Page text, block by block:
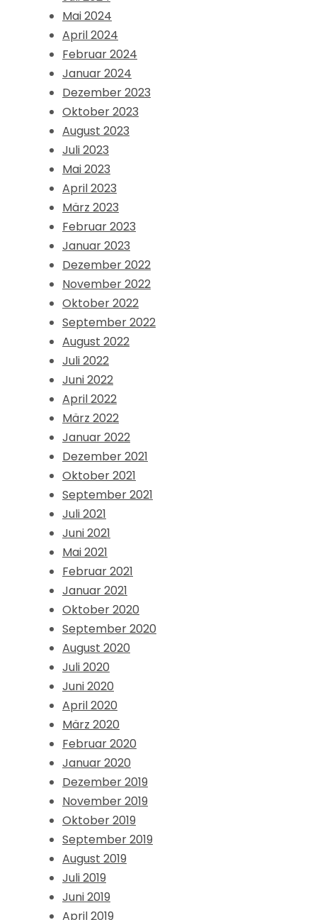
Mai 2024
April 2024
Februar 2024
Januar 2024
Dezember 2023
Oktober 2023
August 2023
Juli 2023
Mai 2023
April 2023
März 2023
Februar 2023
Januar 2023
Dezember 2022
November 2022
Oktober 2022
September 2022
August 2022
Juli 2022
Juni 2022
April 2022
März 2022
Januar 2022
Dezember 2021
Oktober 2021
September 2021
Juli 2021
Juni 2021
Mai 2021
Februar 2021
Januar 2021
Oktober 2020
September 2020
August 2020
Juli 2020
Juni 2020
April 2020
März 2020
Februar 2020
Januar 2020
Dezember 2019
November 2019
Oktober 2019
September 2019
August 2019
Juli 2019
Juni 2019
April 2019